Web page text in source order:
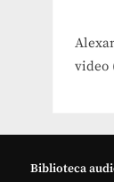
video
Biblioteca